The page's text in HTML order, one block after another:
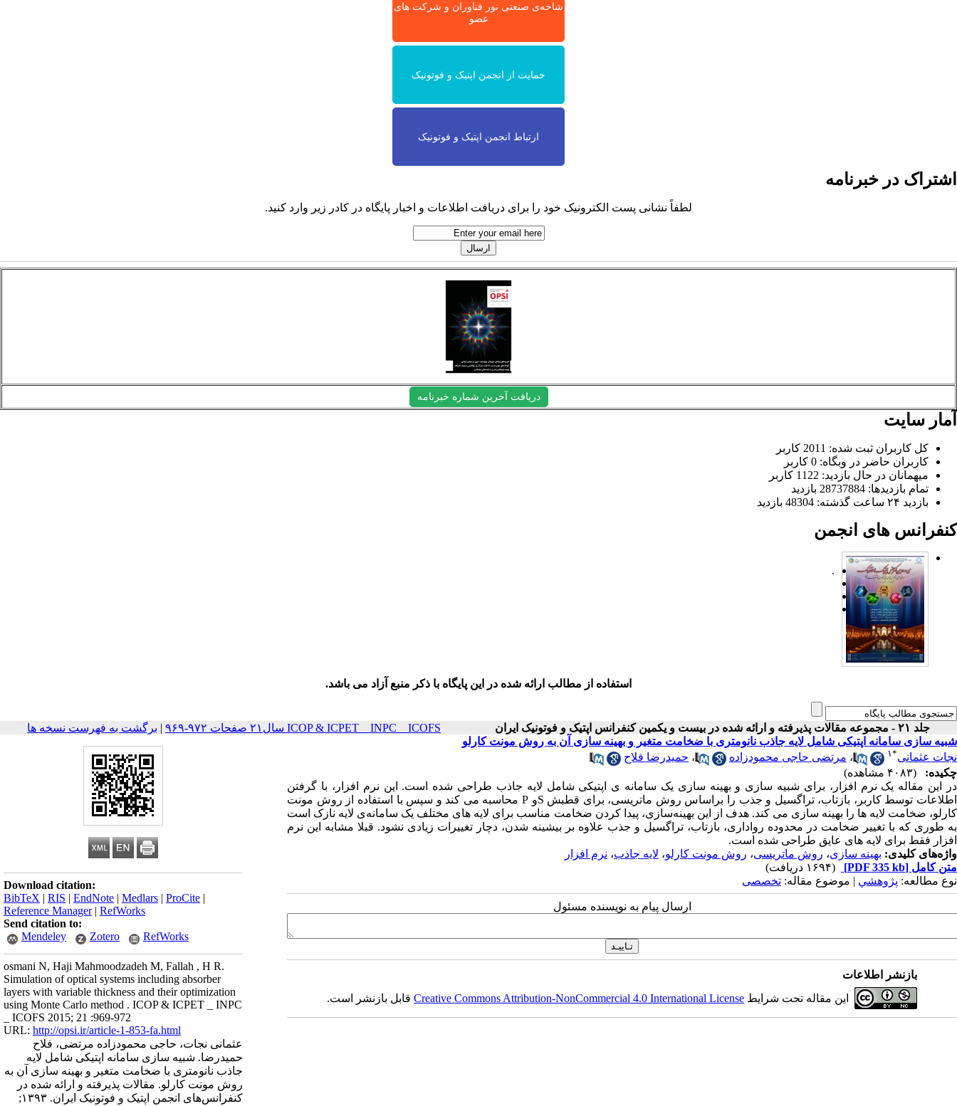
شاخه‌ی صنعتی نور فناوران و شرکت های
عضو
حمایت از انجمن اپتیک و فوتونیک
ارتباط انجمن اپتیک و فوتونیک
اشتراک در خبرنامه
لطفاً نشانی پست الکترونیک خود را برای دریافت اطلاعات و اخبار پایگاه در کادر زیر وارد کنید.
دریافت آخرین شماره خبرنامه
آمار سایت
کل کاربران ثبت شده: 2011 کاربر
کاربران حاضر در وبگاه: 0 کاربر
میهمانان در حال بازدید: 1122 کاربر
تمام بازدید‌ها: 28737884 بازدید
بازدید ۲۴ ساعت گذشته: 48304 بازدید
کنفرانس های انجمن
.
استفاده از مطالب ارائه شده در این پایگاه با ذکر منبع آزاد می باشد.
جلد ۲۱ - مجموعه مقالات پذیرفته و ارائه شده در بیست و یکمین کنفرانس اپتیک و فوتونیک ایران ICOP & ICPET _ INPC _ ICOFS سال۲۱ صفحات ۹۷۲-۹۶۹ | برگشت به فهرست نسخه ها
Download citation:
BibTeX | RIS | EndNote | Medlars | ProCite |
Reference Manager| RefWorks
Send citation to:
Mendeley
Zotero RefWorks
osmani N, Haji Mahmoodzadeh M, Fallah , H R.
Simulation of optical systems including absorber
layers with variable thickness and their optimization
using Monte Carlo method . ICOP & ICPET _ INPC
_ ICOFS 2015; 21 :969-972
URL: http://opsi.ir/article-1-853-fa.html
عثمانی نجات، حاجی محمودزاده مرتضی، فلاح
حمیدرضا. شبیه سازی سامانه اپتیکی شامل لایه
جاذب نانومتری با ضخامت متغیر و بهینه سازی آن به
روش مونت کارلو. مقالات پذیرفته و ارائه شده در
کنفرانس‌های انجمن اپتیک و فوتونیک ایران. ۱۳۹۳;
شبیه سازی سامانه اپتیکی شامل لایه جاذب نانومتری با ضخامت متغیر و بهینه سازی آن به روش مونت کارلو
نجات عثمانی*۱ ، مرتضی حاجی محمودزاده ، حمیدرضا فلاح
چکیده:
(۴۰۸۳ مشاهده)
در این مقاله یک نرم افزار، برای شبیه سازی و بهینه سازی یک سامانه ی اپتیکی شامل لایه جاذب طراحی شده است. این نرم افزار، با گرفتن
اطلاعات توسط کاربر، بازتاب، تراگسیل و جذب را براساس روش ماتریسی، برای قطبش Sو P محاسبه می کند و سپس با استفاده از روش مونت
کارلو، ضخامت لایه ها را بهینه سازی می کند. هدف از این بهینه‌سازی، پیدا کردن ضخامت مناسب برای لایه های مختلف یک سامانه‌ی لایه نازک است
به طوری که با تغییر ضخامت در محدوده رواداری، بازتاب، تراگسیل و جذب علاوه بر بیشینه شدن، دچار تغییرات زیادی نشود. قبلا مشابه این نرم
افزار فقط برای لایه های عایق طراحی شده است.
واژه‌های کلیدی: بهینه سازی، روش ماتریسی، روش مونت کارلو، لایه جاذب، نرم افزار
متن کامل [PDF 335 kb]
(۱۶۹۴ دریافت)
نوع مطالعه: پژوهشي | موضوع مقاله: تخصصی
ارسال پیام به نویسنده مسئول
بازنشر اطلاعات
این مقاله تحت شرایط Creative Commons Attribution-NonCommercial 4.0 International Licenseقابل بازنشر است.